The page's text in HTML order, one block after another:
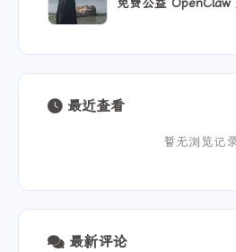
最近查看
暂无浏览记
最新评论